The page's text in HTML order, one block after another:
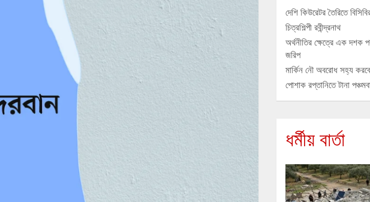
দেশি কিউরেটর তৈরিতে
চিত্রশিল্পী রবীন্দ্রনাথ
অর্থনীতির ক্ষেত্রে এক দশক
জরিপ
মার্কিন নৌ অবরোধ সহ্য
পোশাক রপ্তানিতে টানা
ধর্মীয় বার্তা